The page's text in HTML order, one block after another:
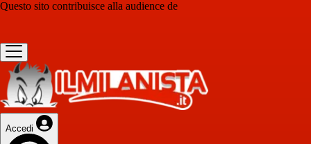
Questo sito contribuisce alla audience de
Accedi